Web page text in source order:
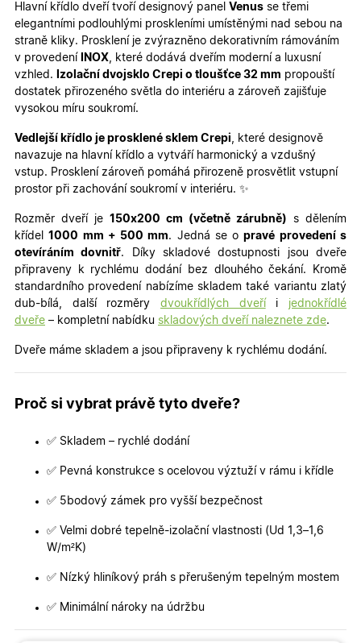
Hlavní křídlo dveří tvoří designový panel Venus se třemi
elegantními podlouhlými proskleními umístěnými nad sebou na
straně kliky. Prosklení je zvýrazněno dekorativním rámováním
v provedení
INOX, které dodává dveřím moderní a luxusní
vzhled.
Izolační dvojsklo Crepi o tloušťce 32 mm propouští
dostatek přirozeného světla do interiéru a zároveň zajišťuje
vysokou míru soukromí.
Vedlejší křídlo je prosklené sklem Crepi, které designově
navazuje na hlavní křídlo a vytváří harmonický a vzdušný
vstup. Prosklení zároveň pomáhá přirozeně prosvětlit vstupní
prostor při zachování soukromí v interiéru. ✨
Rozměr dveří je 150x200 cm (včetně zárubně) s dělením
křídel1000 mm + 500 mm. Jedná se opravé provedení s
otevíráním dovnitř. Díky skladové dostupnosti jsou dveře
připraveny k rychlému dodání bez dlouhého čekání. Kromě
standardního provedení nabízíme skladem také variantu zlatý
dub-bílá, další rozměry dvoukřídlých dveříi jednokřídlé
dveře – kompletní nabídku skladových dveří naleznete zde.
Dveře máme skladem a jsou připraveny k rychlému dodání.
Proč si vybrat právě tyto dveře?
✅ Skladem – rychlé dodání
✅ Pevná konstrukce s ocelovou výztuží v rámu i křídle
✅ 5bodový zámek pro vyšší bezpečnost
✅ Velmi dobré tepelně-izolační vlastnosti (Ud 1,3–1,6
W/m²K)
✅ Nízký hliníkový práh s přerušeným tepelným mostem
✅ Minimální nároky na údržbu